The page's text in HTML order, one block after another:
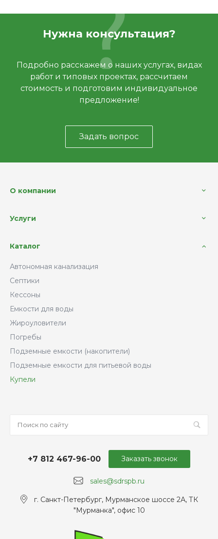
Нужна консультация?
Подробно расскажем о наших услугах, видах
работ и типовых проектах, рассчитаем
стоимость и подготовим индивидуальное
предложение!
Задать вопрос
О компании
Услуги
Каталог
Автономная канализация
Септики
Кессоны
Емкости для воды
Жироуловители
Погребы
Подземные емкости (накопители)
Подземные емкости для питьевой воды
Купели
sales@sdrspb.ru
+7 812 467-96-00
г. Санкт-Петербург, Мурманское шоссе 2А, ТК
"Мурманка", офис 10
Заказать звонок